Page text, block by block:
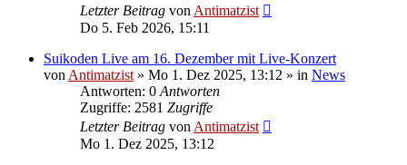
Letzter Beitrag von Antimatzist
Do 5. Feb 2026, 15:11
Suikoden Live am 16. Dezember mit Live-Konzert
von Antimatzist » Mo 1. Dez 2025, 13:12 » in News
Antworten: 0 Antworten
Zugriffe: 2581 Zugriffe
Letzter Beitrag von Antimatzist
Mo 1. Dez 2025, 13:12